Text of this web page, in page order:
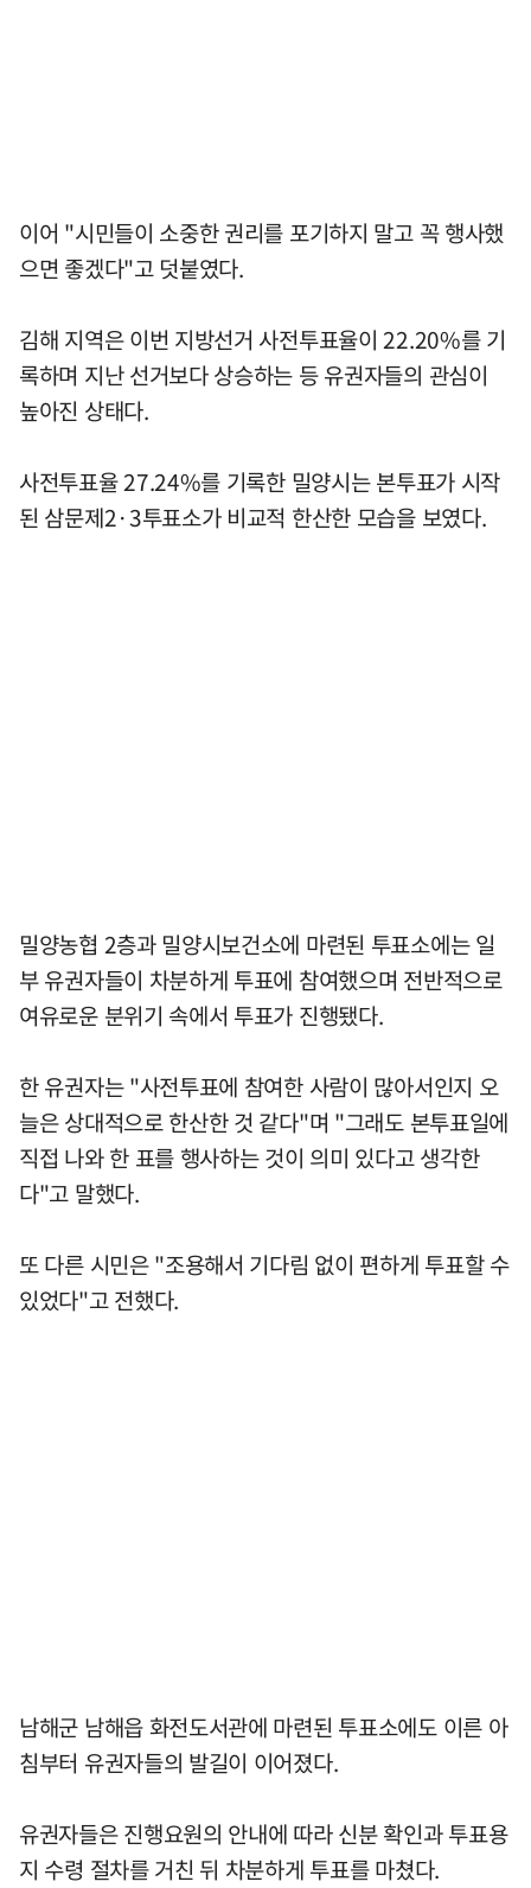
이어 "시민들이 소중한 권리를 포기하지 말고 꼭 행사했
으면 좋겠다"고 덧붙였다.
김해 지역은 이번 지방선거 사전투표율이 22.20%를 기
록하며 지난 선거보다 상승하는 등 유권자들의 관심이
높아진 상태다.
사전투표율 27.24%를 기록한 밀양시는 본투표가 시작
된 삼문제2·3투표소가 비교적 한산한 모습을 보였다.
밀양농협 2층과 밀양시보건소에 마련된 투표소에는 일
부 유권자들이 차분하게 투표에 참여했으며 전반적으로
여유로운 분위기 속에서 투표가 진행됐다.
한 유권자는 "사전투표에 참여한 사람이 많아서인지 오
늘은 상대적으로 한산한 것 같다"며 "그래도 본투표일에
직접 나와 한 표를 행사하는 것이 의미 있다고 생각한
다"고 말했다.
또 다른 시민은 "조용해서 기다림 없이 편하게 투표할 수
있었다"고 전했다.
남해군 남해읍 화전도서관에 마련된 투표소에도 이른 아
침부터 유권자들의 발길이 이어졌다.
유권자들은 진행요원의 안내에 따라 신분 확인과 투표용
지 수령 절차를 거친 뒤 차분하게 투표를 마쳤다.